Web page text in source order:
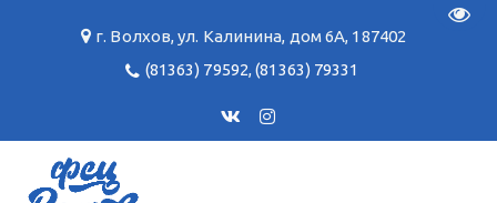
г. Волхов,ул. Калинина, дом 6А, 187402
(81363) 79592,(81363) 79331